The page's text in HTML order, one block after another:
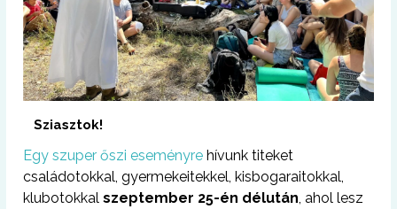
Sziasztok!
Egy szuper őszi eseményre hívunk titeket
családotokkal, gyermekeitekkel, kisbogaraitokkal,
klubotokkalszeptember 25-én délután, ahol lesz